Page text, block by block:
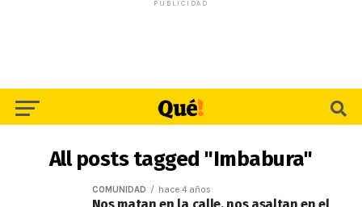
PUBLICIDAD
All posts tagged "Imbabura"
COMUNIDAD hace 4 años